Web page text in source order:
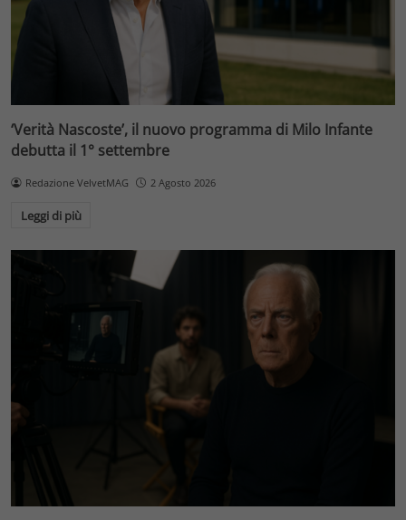
‘Verità Nascoste’, il nuovo programma di Milo Infante
debutta il 1° settembre
Redazione VelvetMAG 2 Agosto 2026
Leggi di più